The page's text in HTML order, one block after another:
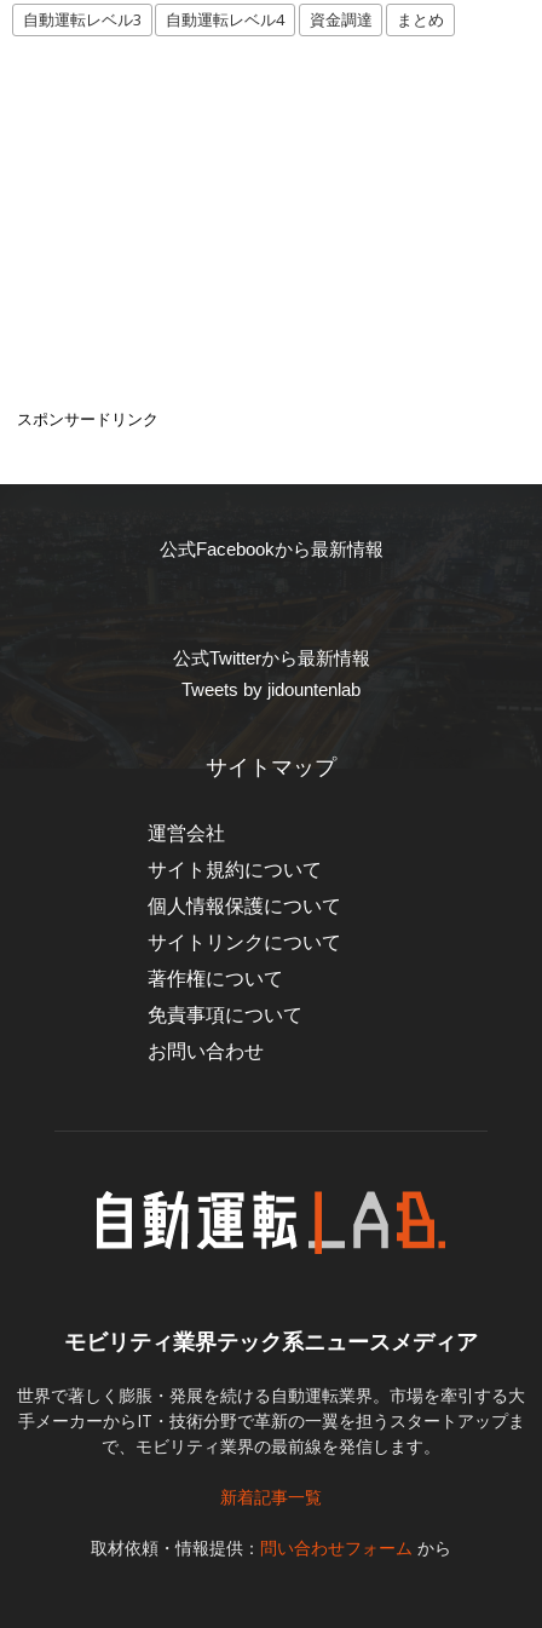
自動運転レベル3 自動運転レベル4 資金調達 まとめ
スポンサードリンク
公式Facebookから最新情報
公式Twitterから最新情報
Tweets by jidountenlab
サイトマップ
運営会社
サイト規約について
個人情報保護について
サイトリンクについて
著作権について
免責事項について
お問い合わせ
モビリティ業界テック系ニュースメディア
世界で著しく膨脹・発展を続ける自動運転業界。市場を牽引する大
手メーカーからIT・技術分野で革新の一翼を担うスタートアップま
で、モビリティ業界の最前線を発信します。
新着記事一覧
取材依頼・情報提供： 問い合わせフォーム から